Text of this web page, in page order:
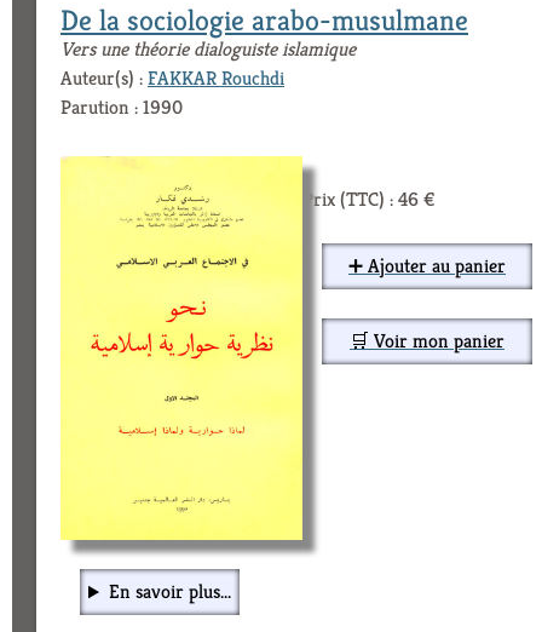
De la sociologie arabo-musulmane
Vers une théorie dialoguiste islamique
Auteur(s) :FAKKAR Rouchdi
Parution : 1990
Prix (TTC) : 46 €
➕ Ajouter au panier
🛒 Voir mon panier
En savoir plus...